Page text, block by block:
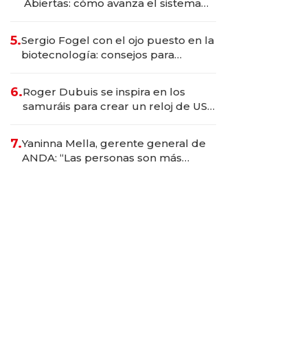
Abiertas: cómo avanza el sistema
5.Sergio Fogel con el ojo puesto en la
biotecnología: consejos para
6.Roger Dubuis se inspira en los
samuráis para crear un reloj de US$
7.Yaninna Mella, gerente general de
ANDA: “Las personas son más